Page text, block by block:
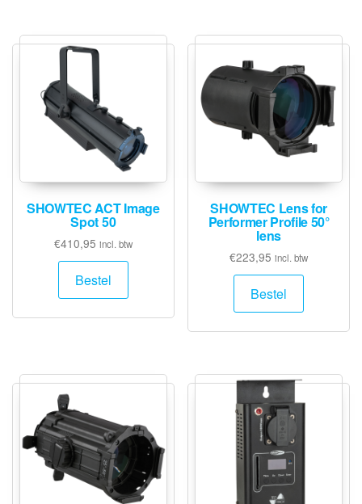
SHOWTEC ACT Image
Spot 50
€410,95 incl. btw
Bestel
SHOWTEC Lens for
Performer Profile 50°
lens
€223,95 incl. btw
Bestel